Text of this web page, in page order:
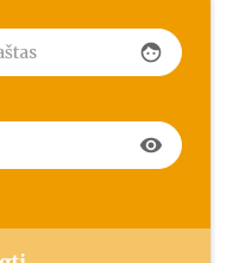
face
visibility